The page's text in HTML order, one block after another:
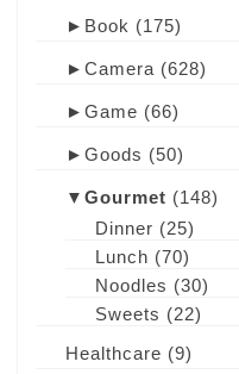
► Book (175)
► Camera (628)
► Game (66)
► Goods (50)
▼ Gourmet (148)
Dinner (25)
Lunch (70)
Noodles (30)
Sweets (22)
Healthcare (9)